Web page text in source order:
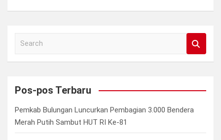
a
c
Pos-pos Terbaru
Pemkab Bulungan Luncurkan Pembagian 3.000 Bendera
Merah Putih Sambut HUT RI Ke-81